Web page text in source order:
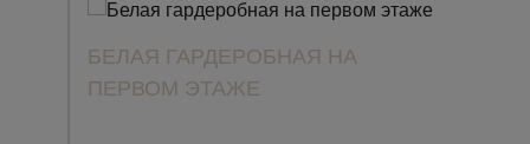
БЕЛАЯ ГАРДЕРОБНАЯ НА
ПЕРВОМ ЭТАЖЕ